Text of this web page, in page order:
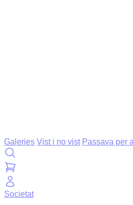
Galeries Vist i no vist Passava per
Societat